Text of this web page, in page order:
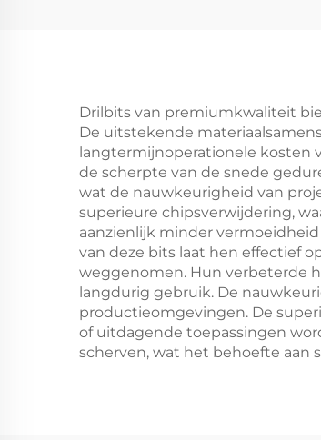
Drilbits van premiumkwaliteit
De uitstekende
langtermijnoperationele kosten
de scherpte van de snede
wat de nauwkeurigheid van
superieure chipsverwijdering,
aanzienlijk minder
van deze bits laat hen effectief
weggenomen. Hun verbeterde
langdurig gebruik. De
productieomgevingen. De
of uitdagende toepassingen
scherven, wat het behoefte aan